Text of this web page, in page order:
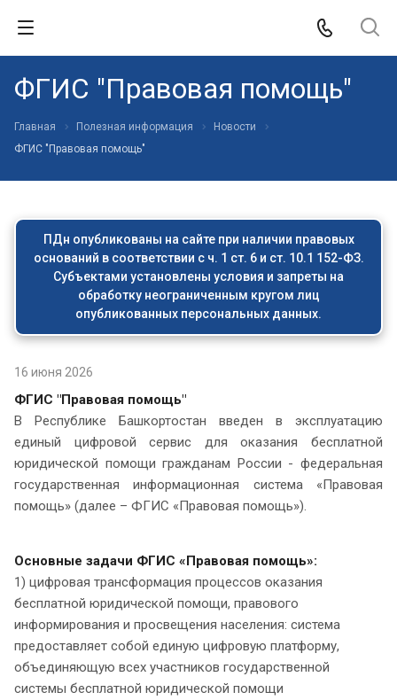
ФГИС "Правовая помощь"
Главная Полезная информация
Новости
ФГИС "Правовая помощь"
ПДн опубликованы на сайте при наличии правовых
оснований в соответствии с ч. 1 ст. 6 и ст. 10.1 152-ФЗ.
Субъектами установлены условия и запреты на
обработку неограниченным кругом лиц
опубликованных персональных данных.
16 июня 2026
ФГИС "Правовая помощь"
В Республике Башкортостан введен в эксплуатацию
единый цифровой сервис для оказания бесплатной
юридической помощи гражданам России - федеральная
государственная информационная система «Правовая
помощь» (далее – ФГИС «Правовая помощь»).
Основные задачи ФГИС «Правовая помощь»:
1) цифровая трансформация процессов оказания
бесплатной юридической помощи, правового
информирования и просвещения населения: система
предоставляет собой единую цифровую платформу,
объединяющую всех участников государственной
системы бесплатной юридической помощи